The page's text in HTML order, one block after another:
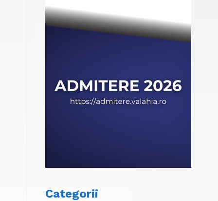
Categorii